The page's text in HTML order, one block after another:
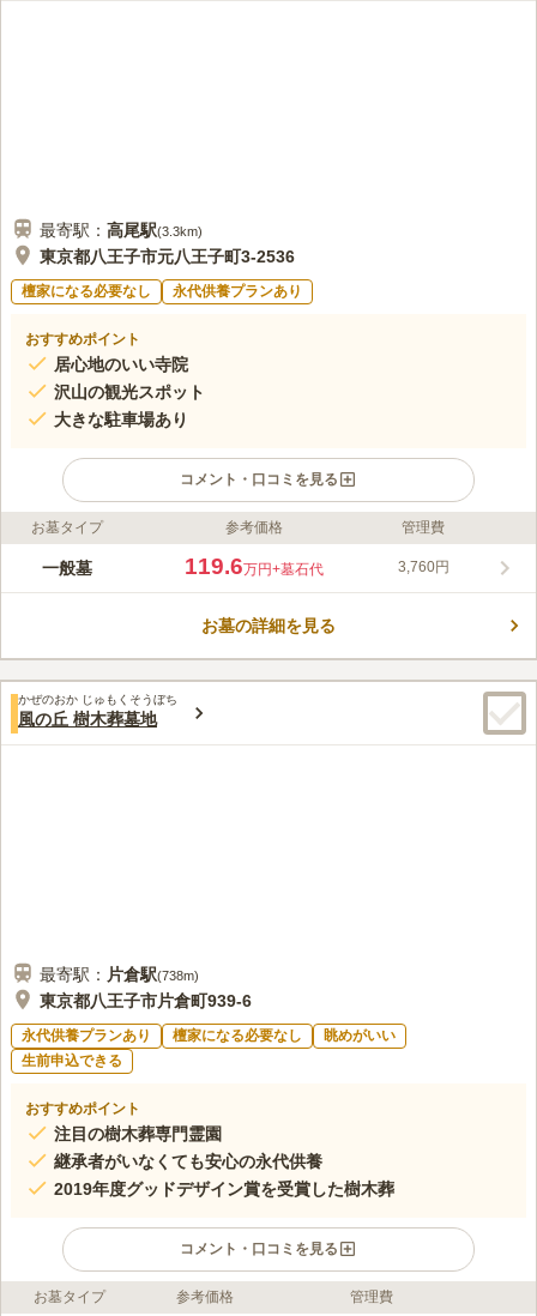
最寄駅： 高尾駅(3.3km)
東京都八王子市元八王子町3-2536
檀家になる必要なし 永代供養プランあり
おすすめポイント
居心地のいい寺院
沢山の観光スポット
大きな駐車場あり
コメント・口コミを見る
ライフドット編集部のコメント
都立 八王子霊園は、八王子市元八王子町にある宗旨・宗派自由
車場もあるので、お車でのお越しも可能です。 この霊園は、丘
じます。
口コミ評価
みんなの評価
60代男性
霊園の入り口近辺には多数の石屋がありますのでそこで花を買う
お墓タイプ 参考価格 管理費
一般墓 119.6万円+墓石代 3,760円
お墓の詳細を見る
かぜのおか じゅもくそうぼち
風の丘 樹木葬墓地
最寄駅： 片倉駅(738m)
東京都八王子市片倉町939-6
永代供養プランあり 檀家になる必要なし
眺めがいい
生前申込できる
おすすめポイント
注目の樹木葬専門霊園
継承者がいなくても安心の永代供養
2019年度グッドデザイン賞を受賞した樹木葬
コメント・口コミを見る
ライフドット編集部のコメント
お墓タイプ 参考価格 管理費